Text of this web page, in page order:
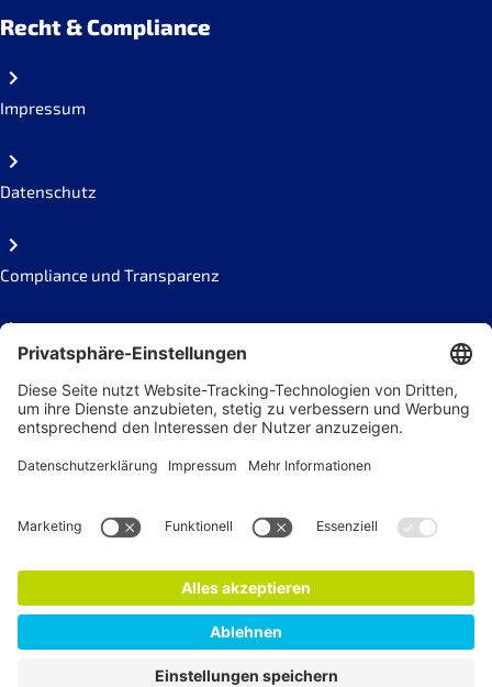
Recht & Compliance
Impressum
Datenschutz
Compliance und Transparenz
Missbrauch melden
Social Links
Newsletter
Jetzt anmelden!